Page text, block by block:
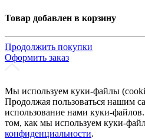
Товар добавлен в корзину
Продолжить покупки
Оформить заказ
Мы используем куки-файлы
Продолжая пользоваться нашим
использование нами куки-
том, как мы используем куки-
конфиденциальности.